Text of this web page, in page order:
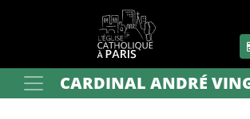
Votre rechercheCARDINAL ANDRÉ
Panneau de gestion des cookies